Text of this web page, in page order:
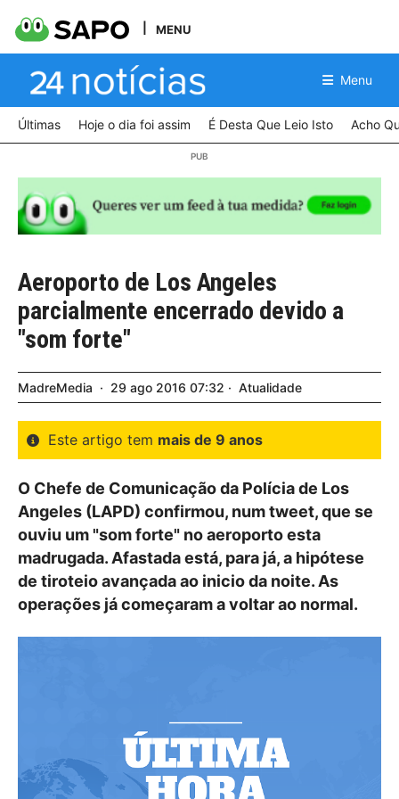
MENU
Menu
Últimas Hoje o dia foi assim É Desta Que Leio Isto Acho
Aeroporto de Los Angeles
parcialmente encerrado devido a
"som forte"
MadreMedia 29 ago 2016 07:32 Atualidade
Este artigo tem mais de 9 anos
O Chefe de Comunicação da Polícia de Los
Angeles (LAPD) confirmou, num tweet, que se
ouviu um "som forte" no aeroporto esta
madrugada. Afastada está, para já, a hipótese
de tiroteio avançada ao inicio da noite. As
operações já começaram a voltar ao normal.